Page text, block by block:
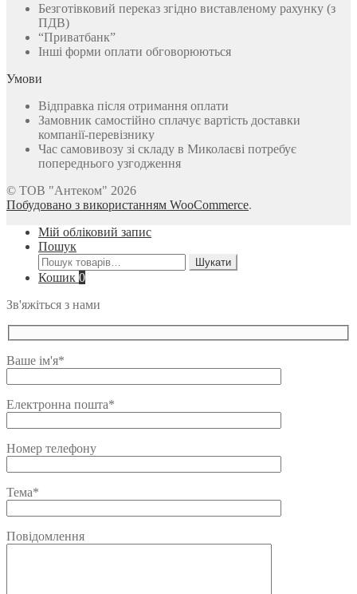
Безготівковий переказ згідно виставленому рахунку (з
ПДВ)
“Приватбанк”
Інші форми оплати обговорюються
Умови
Відправка після отримання оплати
Замовник самостійно сплачує вартість доставки
компанії-перевізнику
Час самовивозу зі складу в Миколаєві потребує
попереднього узгодження
© ТОВ "Антеком" 2026
Побудовано з використанням WooCommerce.
Мій обліковий запис
Пошук
Шукати:
Шукати
Кошик 0
Зв'яжіться з нами
Ваше ім'я*
Електронна пошта*
Номер телефону
Тема*
Повідомлення